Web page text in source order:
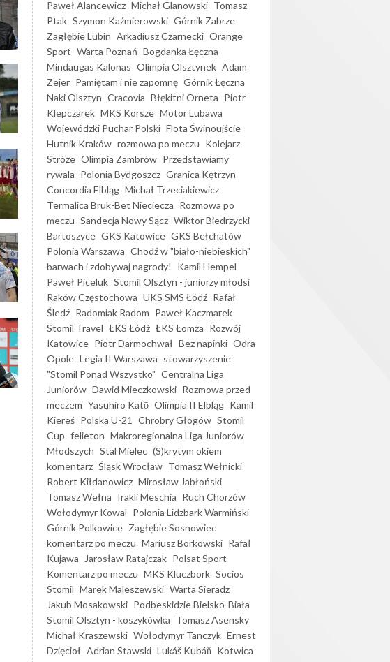
Paweł Alancewicz Michał Glanowski Tomasz
Ptak Szymon Kaźmierowski Górnik Zabrze
Zagłębie Lubin Arkadiusz Czarnecki Orange
Sport Warta Poznań Bogdanka Łęczna
Mindaugas Kalonas Olimpia Olsztynek Adam
Zejer Pamiętam i nie zapomnę Górnik Łęczna
Naki Olsztyn Cracovia Błękitni Orneta Piotr
Klepczarek MKS Korsze Motor Lubawa
Wojewódzki Puchar Polski Flota Świnoujście
Hutnik Kraków rozmowa po meczu Kolejarz
Stróże Olimpia Zambrów Przedstawiamy
rywala Polonia Bydgoszcz Granica Kętrzyn
Concordia Elbląg Michał Trzeciakiewicz
Termalica Bruk-Bet Nieciecza Rozmowa po
meczu Sandecja Nowy Sącz Wiktor Biedrzycki
Bartoszyce GKS Katowice GKS Bełchatów
Polonia Warszawa Chodź w "biało-niebieskich"
barwach i zdobywaj nagrody!
Kamil Hempel
Paweł Piceluk Stomil Olsztyn - juniorzy młodsi
Raków Częstochowa UKS SMS Łódź Rafał
Śledź Radomiak Radom Paweł Kaczmarek
Stomil Travel ŁKS Łódź ŁKS Łomża Rozwój
Katowice Piotr Darmochwał Bez napinki Odra
Opole Legia II Warszawa stowarzyszenie
"Stomil Ponad Wszystko" Centralna Liga
Juniorów Dawid Mieczkowski Rozmowa przed
meczem Yasuhiro Katō Olimpia II Elbląg Kamil
Kiereś Polska U-21 Chrobry Głogów Stomil
Cup felieton Makroregionalna Liga Juniorów
Młodszych Stal Mielec (S)krytym okiem
komentarz Śląsk Wrocław Tomasz Wełnicki
Robert Kiłdanowicz Mirosław Jabłoński
Tomasz Wełna Irakli Meschia Ruch Chorzów
Wołodymyr Kowal Polonia Lidzbark Warmiński
Górnik Polkowice Zagłębie Sosnowiec
komentarz po meczu Mariusz Borkowski Rafał
Kujawa
Jarosław Ratajczak Polsat Sport
Komentarz po meczu MKS Kluczbork Socios
Stomil Marek Maleszewski Warta Sieradz
Jakub Mosakowski Podbeskidzie Bielsko-Biała
Stomil Olsztyn - koszykówka Tomasz Asensky
Michał Kraszewski Wołodymyr Tanczyk Ernest
Dzięcioł Adrian Stawski Lukáš Kubáň Kotwica